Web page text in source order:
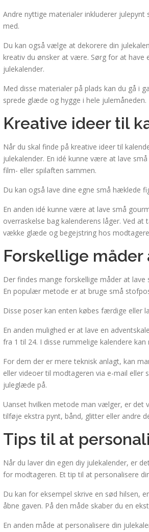
Andre nyttige materialer inkluderer
med.
Du kan også vælge at dekorere din
kreativ du ønsker at være. Sørg for at have
julekalender.
Med disse materialer på plads kan du gå i
sprede glæde og hygge i hele julemåneden.
Kreative ideer til
Når du skal finde på kreative ideer til
julekalender. En idé kunne være at lave
film- eller spilaften sammen.
Du kan også lave dine egne små hæklede
En anden idé kunne være at lave små
overraskelse bag kalenderens låger. Ved
vække glæde og begejstring hos
Forskellige måder
Der findes mange forskellige måder at
En populær metode er at bruge små
Disse poser kan enten købes færdige eller
En anden mulighed er at lave en
fra 1 til 24. I disse rummelige kalendere
For dem der er mere teknisk anlagt, kan
eller videoer til modtageren via e-mail
juleglæde på.
Uanset hvilken metode man vælger, er det
tilføje ekstra pynt, bånd, glitter eller andre
Tips til at
Når du laver din egen diy julekalender, er
for modtageren. Et tip til at personalisere
Du kan for eksempel skrive en sød hilsen,
åbne gaven. På den måde skaber du en
En anden måde at personalisere din